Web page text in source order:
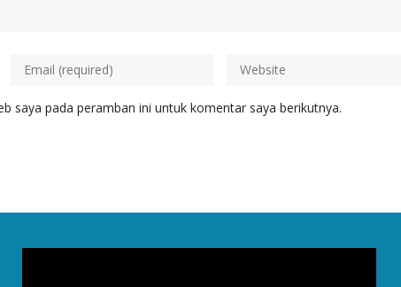
saya pada peramban ini untuk komentar saya berikutnya.